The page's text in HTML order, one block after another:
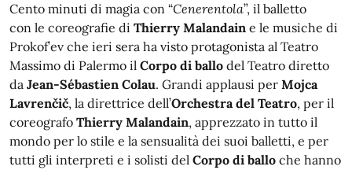
Cento minuti di magia con “Cenerentola”, il balletto
con le coreografie di Thierry Malandain e le musiche di
Prokof’ev che ieri sera ha visto protagonista al Teatro
Massimo di Palermo il Corpo di ballo del Teatro diretto
da Jean-Sébastien Colau. Grandi applausi per Mojca
Lavrenčič, la direttrice dell’Orchestra del Teatro, per il
coreografo Thierry Malandain, apprezzato in tutto il
mondo per lo stile e la sensualità dei suoi balletti, e per
tutti gli interpreti e i solisti del Corpo di ballo che hanno